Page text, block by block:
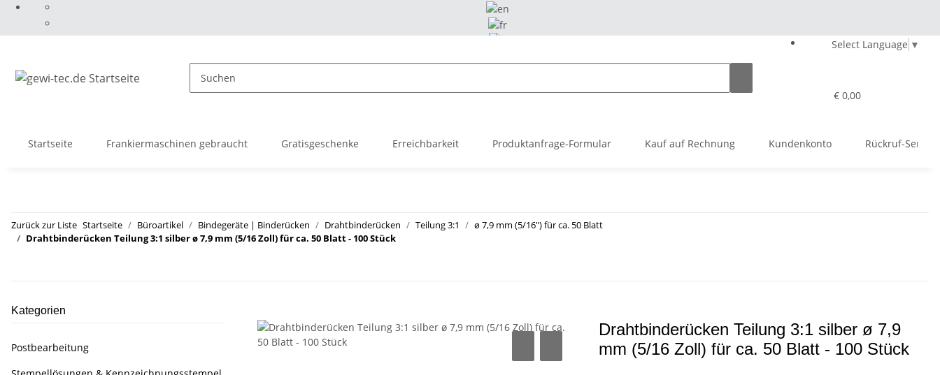
Select Language ▼
€ 0,00
Startseite Frankiermaschinen gebraucht Gratisgeschenke Erreichbarkeit Produktanfrage-Formular Kauf auf Rechnung Kundenkonto Rückruf-Service
Zurück zur Liste Startseite Büroartikel Bindegeräte | Binderücken Drahtbinderücken Teilung 3:1
ø 7,9 mm (5/16") für ca. 50 Blatt
Drahtbinderücken Teilung 3:1 silber ø 7,9 mm (5/16 Zoll) für ca. 50 Blatt - 100 Stück
Drahtbinderücken Teilung 3:1 silber ø 7,9
mm (5/16 Zoll) für ca. 50 Blatt - 100 Stück
Kategorien
Postbearbeitung